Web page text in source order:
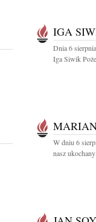
IGA
Dnia 6
Iga Siwik
W dniu 6
nasz